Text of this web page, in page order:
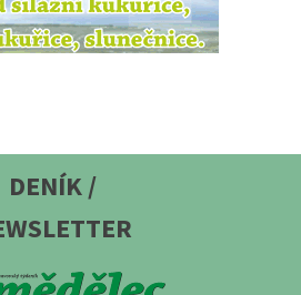
DENÍK /